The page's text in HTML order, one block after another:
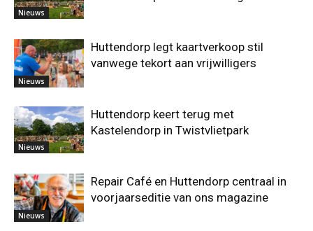
Nieuws
Nieuws
Huttendorp legt kaartverkoop stil
vanwege tekort aan vrijwilligers
Nieuws
Huttendorp keert terug met
Kastelendorp in Twistvlietpark
Nieuws
Repair Café en Huttendorp centraal in
voorjaarseditie van ons magazine